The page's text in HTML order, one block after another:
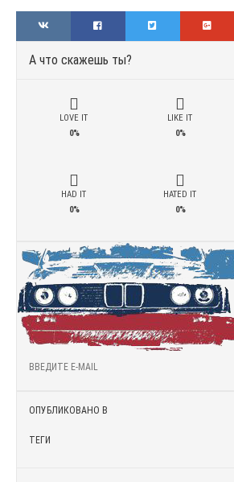
А что скажешь ты?
LOVE IT
0%
LIKE IT
0%
HAD IT
0%
HATED IT
0%
ОПУБЛИКОВАНО В
ТЕГИ